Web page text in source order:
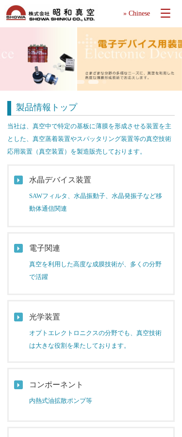
T
g
l
n
v
a
t
i
» Chinese
製品情報トップ
当社は、真空中で特定の基板に薄膜を形成させる装置を主
とした、真空蒸着装置やスパッタリング装置等の真空技術
応用装置（真空装置）を製造販売しております。
水晶デバイス装置
SAWフィルタ、水晶振動子、水晶発振子など移
動体通信関連
電子関連
真空を利用した高度な成膜技術が、多くの分野
で活躍
光学装置
オプトエレクトロニクスの分野でも、真空技術
は大きな役割を果たしております。
コンポーネント
内熱式油拡散ポンプ等